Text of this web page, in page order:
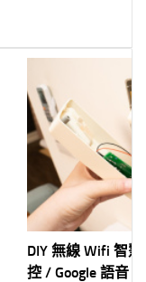
DIY 無線 Wifi 智
控 / Google 語音